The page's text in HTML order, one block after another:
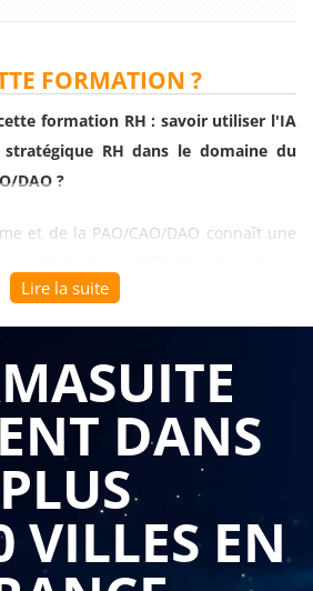
FORMATION ?
formation RH : savoir utiliser l'IA
RH dans le domaine du
DAO ?
et de la PAO/CAO/DAO connaît une
de gestion des talents. Entre
outils d'intelligence artificielle
futures, les professionnels RH de
une approche stratégique
un levier essentiel pour analyser les
créatif, prédire les besoins en talents
la planification des ressources
en constante évolution
Lire la suite
DANS
PLUS
VILLES EN